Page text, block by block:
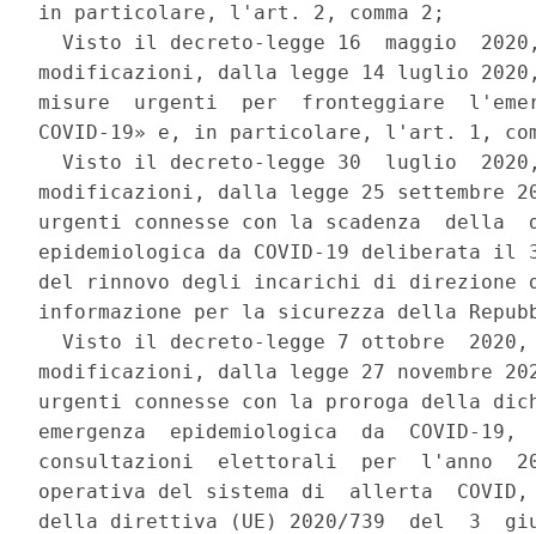
in particolare, l'art. 2, comma 2;
Visto il decreto-legge 16  maggio
modificazioni, dalla legge 14 luglio
misure  urgenti  per  fronteggiare
COVID-19» e, in particolare, l'art. 1,
Visto il decreto-legge 30  luglio
modificazioni, dalla legge 25 settembre
urgenti connesse con la scadenza  della
epidemiologica da COVID-19 deliberata il
del rinnovo degli incarichi di direzione
informazione per la sicurezza della
Visto il decreto-legge 7 ottobre
modificazioni, dalla legge 27 novembre
urgenti connesse con la proroga della
emergenza  epidemiologica  da
consultazioni  elettorali  per  l'anno
operativa del sistema di  allerta
della direttiva (UE) 2020/739  del  3